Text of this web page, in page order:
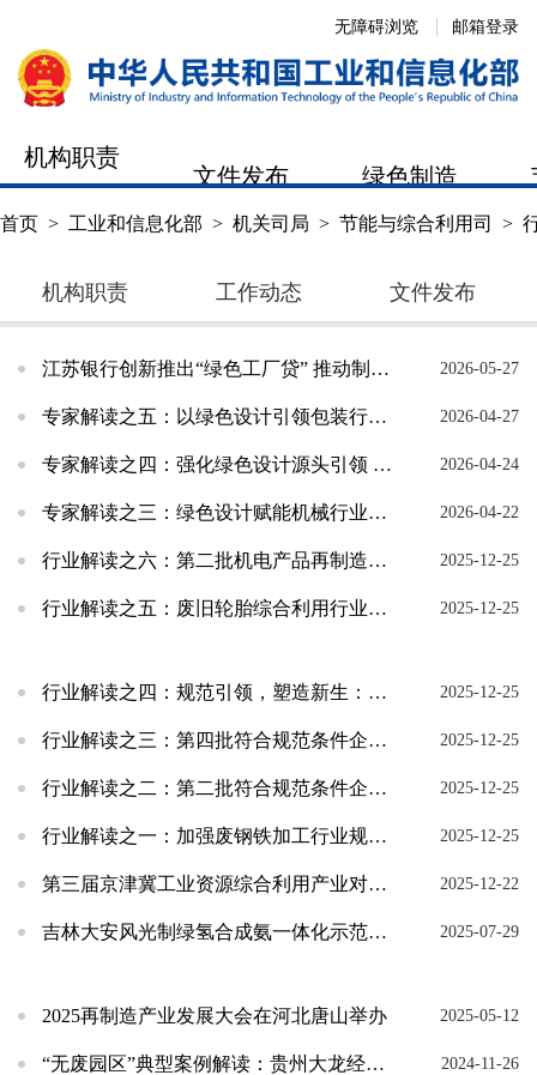
邮箱登录
无障碍浏览
机构职责
文件发布 绿色制造
首页 > 工业和信息化部 > 机关司局 > 节能与综合利用司 >
机构职责 工作动态 文件发布
江苏银行创新推出“绿色工厂贷” 推动制造业绿色低碳发展 2026-05-27
专家解读之五：以绿色设计引领包装行业高质量发展 2026-04-27
专家解读之四：强化绿色设计源头引领 推动汽车产业低碳转型 2026-04-24
专家解读之三：绿色设计赋能机械行业绿色低碳转型升级 2026-04-22
行业解读之六：第二批机电产品再制造行业规范条件企业名单发布 再制造产业升级成效凸显 2025-12-25
行业解读之五：废旧轮胎综合利用行业规范条件企业遴选引领产业走向高质量可持续发展之路 2025-12-25
行业解读之四：规范引领，塑造新生：废塑料综合利用行业迈向规范化发展新格局 2025-12-25
行业解读之三：第四批符合规范条件企业名单发布 废纸回收加工利用体系进一步健全 2025-12-25
行业解读之二：第二批符合规范条件企业名单发布 再生铜铝产业高质量发展稳步向前 2025-12-25
行业解读之一：加强废钢铁加工行业规范管理 铸就钢铁绿色根基 2025-12-25
第三届京津冀工业资源综合利用产业对接会在河北承德召开 2025-12-22
吉林大安风光制绿氢合成氨一体化示范项目投产 2025-07-29
2025再制造产业发展大会在河北唐山举办 2025-05-12
“无废园区”典型案例解读：贵州大龙经济开发区“循环经济+多元共治+智慧管理”模式 2024-11-26